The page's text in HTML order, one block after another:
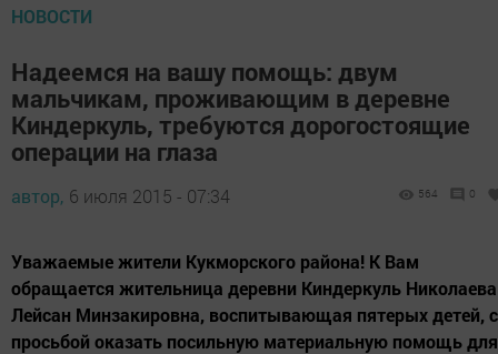
НОВОСТИ
Надеемся на вашу помощь: двум
мальчикам, проживающим в деревне
Киндеркуль, требуются дорогостоящие
операции на глаза
автор, 6 июля 2015 - 07:34 564 0
Уважаемые жители Кукморского района! К Вам
обращается жительница деревни Киндеркуль Николаева
Лейсан Минзакировна, воспитывающая пятерых детей, с
просьбой оказать посильную материальную помощь для